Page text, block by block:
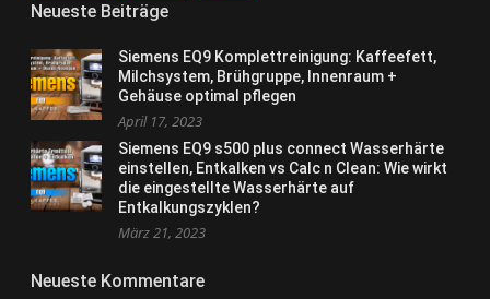
Neueste Beiträge
Siemens EQ9 Komplettreinigung: Kaffeefett,
Milchsystem, Brühgruppe, Innenraum +
Gehäuse optimal pflegen
April 17, 2023
Siemens EQ9 s500 plus connect Wasserhärte
einstellen, Entkalken vs Calc n Clean: Wie wirkt
die eingestellte Wasserhärte auf
Entkalkungszyklen?
März 21, 2023
Neueste Kommentare